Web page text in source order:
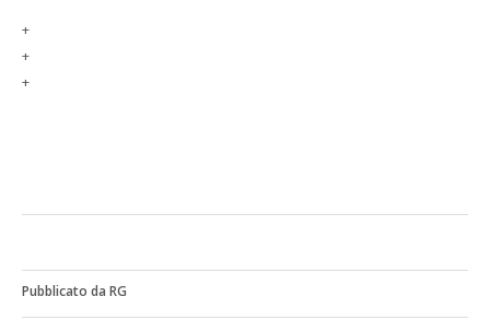
+
+
+
Pubblicato da RG